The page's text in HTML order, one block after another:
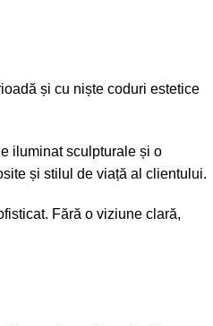
și cu niște coduri estetice
iluminat sculpturale și o
și stilul de viață al clientului.
Fără o viziune clară,